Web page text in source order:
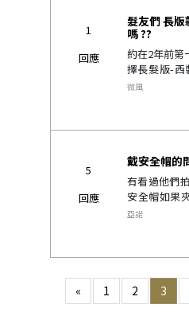
1
回應
髮友們 長
嗎 ??
約在2年前第
擇長髮版-西
間隔半年又
約在眉尖的
微風
5
回應
戴安全帽的
有看過他們
安全帽如果
掉 看影片應該是
為我現在在
亞諾
« 1 2 3